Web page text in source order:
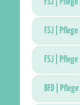
FSJ |
FSJ |
BFD |